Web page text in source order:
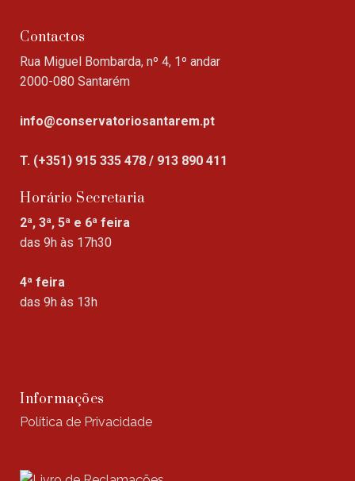
Contactos
Rua Miguel Bombarda, nº 4, 1º andar
2000-080 Santarém
info@conservatoriosantarem.pt
T. (+351) 915 335 478 / 913 890 411
Horário Secretaria
2ª, 3ª, 5ª e 6ª feira
das 9h às 17h30
4ª feira
das 9h às 13h
Informações
Política de Privacidade